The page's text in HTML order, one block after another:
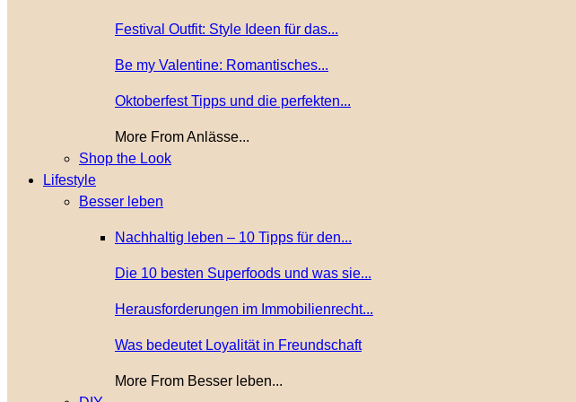
Festival Outfit: Style Ideen für das...
Be my Valentine: Romantisches...
Oktoberfest Tipps und die perfekten...
More From Anlässe...
Shop the Look
Lifestyle
Besser leben
Nachhaltig leben – 10 Tipps für den...
Die 10 besten Superfoods und was sie...
Herausforderungen im Immobilienrecht...
Was bedeutet Loyalität in Freundschaft
More From Besser leben...